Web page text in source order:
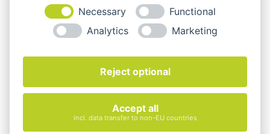
zzgl.
Versandkosten
BuzziDee Solo – Sitzhocker
Versandkosten
Necessary
Functional
Analytics
Marketing
Reject optional
Accept all
incl. data transfer to non-EU countries